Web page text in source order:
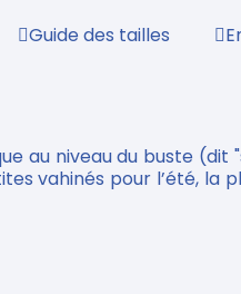
Guide des tailles
au niveau du buste (dit
vahinés pour l’été, la